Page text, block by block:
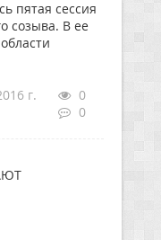
пятая сессия
созыва. В ее
г.
0
0